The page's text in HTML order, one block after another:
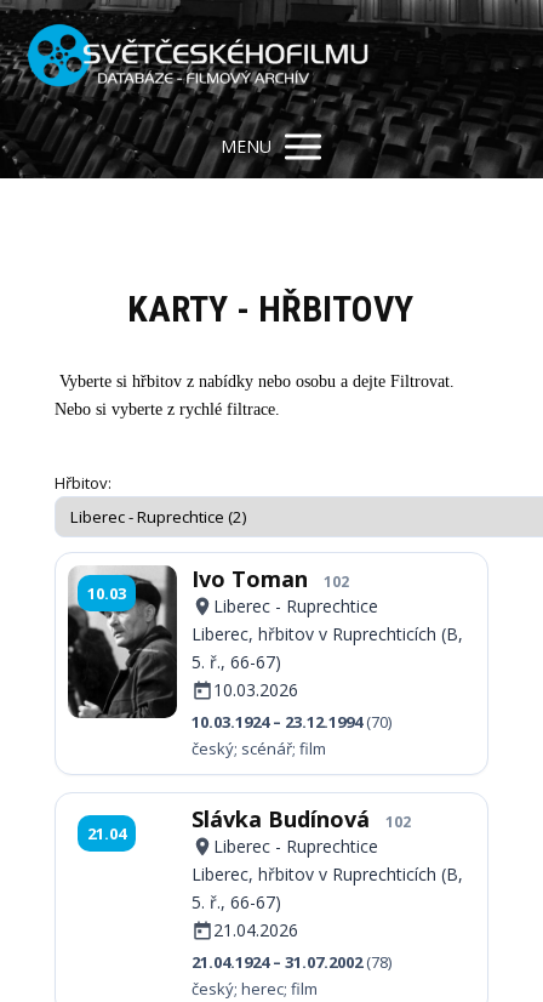
MENU
KARTY - HŘBITOVY
Vyberte si hřbitov z nabídky nebo osobu a dejte Filtrovat.
Nebo si vyberte z rychlé filtrace.
Hřbitov:
10.03 Ivo Toman 102
Liberec - Ruprechtice
Liberec, hřbitov v Ruprechticích (B,
5. ř., 66-67)
10.03.2026
10.03.1924 – 23.12.1994(70)
český; scénář; film
21.04 Slávka Budínová 102
Liberec - Ruprechtice
Liberec, hřbitov v Ruprechticích (B,
5. ř., 66-67)
21.04.2026
21.04.1924 – 31.07.2002(78)
český; herec; film